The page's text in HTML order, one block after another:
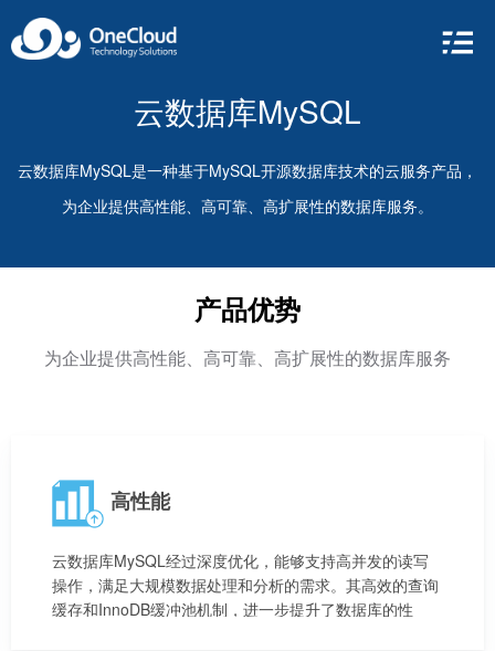
云数据库MySQL
云数据库MySQL是一种基于MySQL开源数据库技术的云服务产品，
为企业提供高性能、高可靠、高扩展性的数据库服务。
产品优势
为企业提供高性能、高可靠、高扩展性的数据库服务
高性能
云数据库MySQL经过深度优化，能够支持高并发的读写
操作，满足大规模数据处理和分析的需求。其高效的查询
缓存和InnoDB缓冲池机制，进一步提升了数据库的性